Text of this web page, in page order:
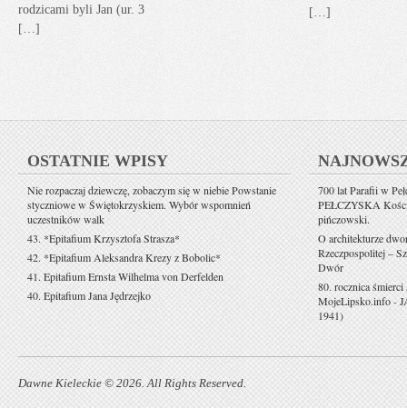
rodzicami byli Jan (ur. 3
[…]
[…]
OSTATNIE WPISY
Nie rozpaczaj dziewczę, zobaczym się w niebie Powstanie
styczniowe w Świętokrzyskiem. Wybór wspomnień
uczestników walk
43. *Epitafium Krzysztofa Strasza*
42. *Epitafium Aleksandra Krezy z Bobolic*
41. Epitafium Ernsta Wilhelma von Derfelden
40. Epitafium Jana Jędrzejko
700 lat Parafii w
PEŁCZYSKA
pińczowski.
O architekturze
Rzeczpospolitej –
Dwór
80. rocznica
MojeLipsko.info-
1941)
Dawne Kieleckie © 2026. All Rights Reserved.